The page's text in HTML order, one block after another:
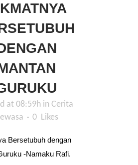
at 08:59h in Cerita
0 Likes
Bersetubuh dengan
-Namaku Rafi.